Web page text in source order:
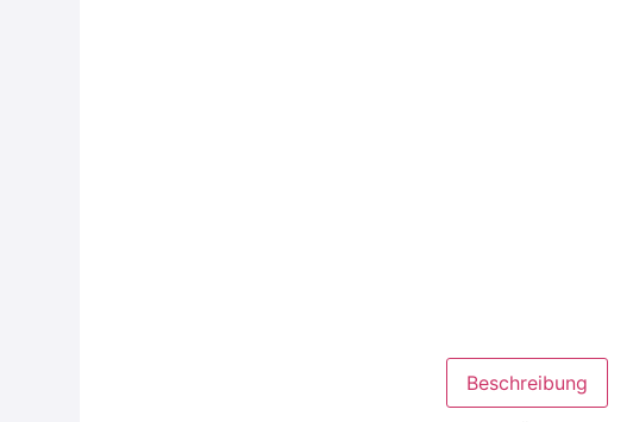
Beschreibung